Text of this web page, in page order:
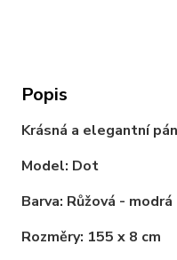
Popis
Krásná a elegantní
Model: Dot
Barva: Růžová - modrá
Rozměry: 155 x 8 cm